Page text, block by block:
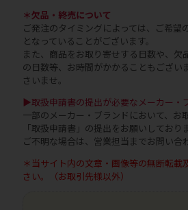
＊欠品・終売について
ご発注のタイミングによっては、ご希望
となっていることがございます。
また、商品をお取り寄せする日数や、欠
の日数等、お時間がかかることもござい
さいませ。
▶取扱申請書の提出が必要なメーカー・
一部のメーカー・ブランドにおいて、お
「取扱申請書」の提出をお願いしており
ご不明な場合は、営業担当までお問い合
＊当サイト内の文章・画像等の無断転載
さい。（お取引先様以外）